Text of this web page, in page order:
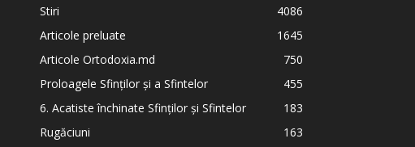
Stiri
4086
Articole preluate
1645
Articole Ortodoxia.md
750
Proloagele Sfinților și a Sfintelor
455
6. Acatiste închinate Sfinților și Sfintelor
183
Rugăciuni
163